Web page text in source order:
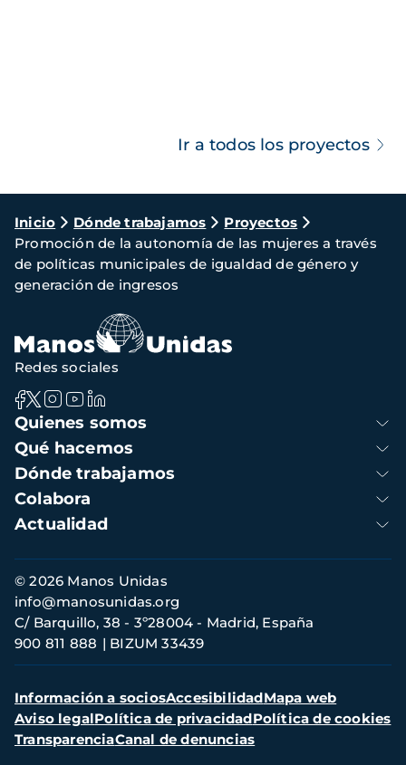
Ir a todos los proyectos
Ruta
de
navegación
Inicio Dónde trabajamos
Proyectos
Promoción de la autonomía de las mujeres a través
de políticas municipales de igualdad de género y
generación de ingresos
Navegación
principal
Quienes somos
Qué hacemos
Dónde trabajamos
Colabora
Actualidad
Redes sociales
Información
de
contacto
© 2026 Manos Unidas
C/ Barquillo, 38 - 3º28004 - Madrid, España
900 811 888
BIZUM 33439
info@manosunidas.org
Menú
secundario
Información a sociosAccesibilidadMapa web
Aviso legalPolítica de privacidadPolítica de cookies
TransparenciaCanal de denuncias